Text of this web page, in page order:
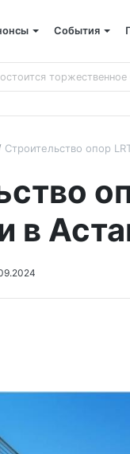
События
километровый
Строительство опор
в